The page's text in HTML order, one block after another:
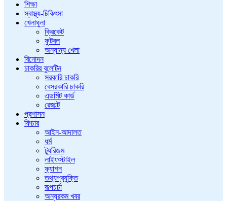
শিক্ষা
স্বাস্থ্য-চিকিৎসা
খেলাধুলা
ক্রিকেট
ফুটবল
অন্যান্য খেলা
বিনোদন
চাকরির বুলেটিন
সরকারি চাকরি
বেসরকারি চাকরি
এডমিট কার্ড
রেজাল্ট
প্রশাসন
ফিচার
আইন-আদালত
ধর্ম
ট্যুরিজম
লাইফস্টাইল
ফ্যাশন
তথ্যপ্রযুক্তি
রূপচর্চা
অন্যরকম খবর